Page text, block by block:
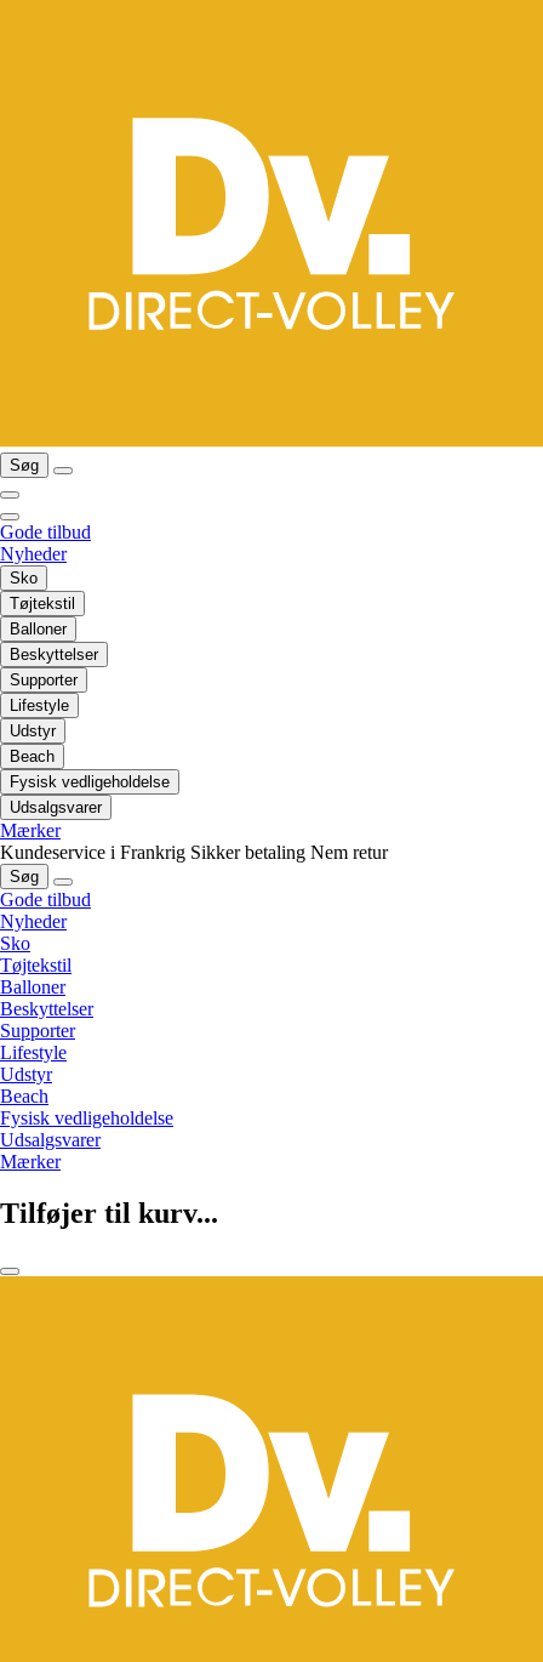
Søg
Gode tilbud
Nyheder
Sko
Tøjtekstil
Balloner
Beskyttelser
Supporter
Lifestyle
Udstyr
Beach
Fysisk vedligeholdelse
Udsalgsvarer
Mærker
Kundeservice i Frankrig Sikker betaling Nem retur
Søg
Gode tilbud
Nyheder
Sko
Tøjtekstil
Balloner
Beskyttelser
Supporter
Lifestyle
Udstyr
Beach
Fysisk vedligeholdelse
Udsalgsvarer
Mærker
Tilføjer til kurv...